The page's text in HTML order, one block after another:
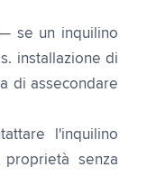
se un inquilino
installazione di
di assecondare
l'inquilino
senza